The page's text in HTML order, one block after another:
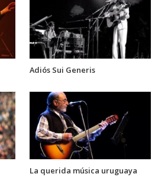
Adiós Sui Generis
La querida música uruguaya